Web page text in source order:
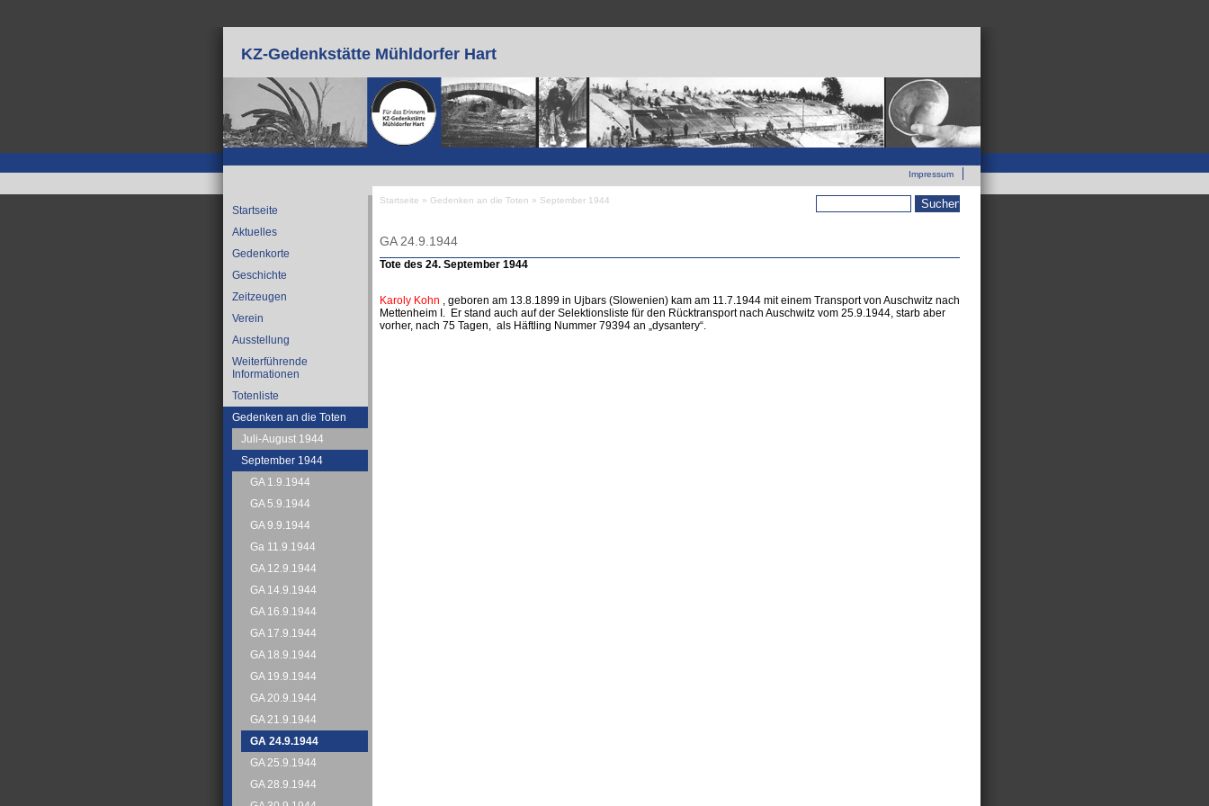
KZ-Gedenkstätte Mühldorfer Hart
Impressum
Startseite
Aktuelles
Gedenkorte
Geschichte
Zeitzeugen
Verein
Ausstellung
Weiterführende
Informationen
Totenliste
Gedenken an die Toten
Juli-August 1944
September 1944
GA 1.9.1944
GA 5.9.1944
GA 9.9.1944
Ga 11.9.1944
GA 12.9.1944
GA 14.9.1944
GA 16.9.1944
GA 17.9.1944
GA 18.9.1944
GA 19.9.1944
GA 20.9.1944
GA 21.9.1944
GA 24.9.1944
GA 25.9.1944
GA 28.9.1944
Suchformular
Startseite » Gedenken an die Toten » September 1944
GA 24.9.1944
Tote des 24. September 1944
Karoly Kohn , geboren am 13.8.1899 in Ujbars (Slowenien) kam am 11.7.1944 mit einem Transport von Auschwitz nach
Mettenheim I. Er stand auch auf der Selektionsliste für den Rücktransport nach Auschwitz vom 25.9.1944, starb aber
vorher, nach 75 Tagen, als Häftling Nummer 79394 an „dysantery“.